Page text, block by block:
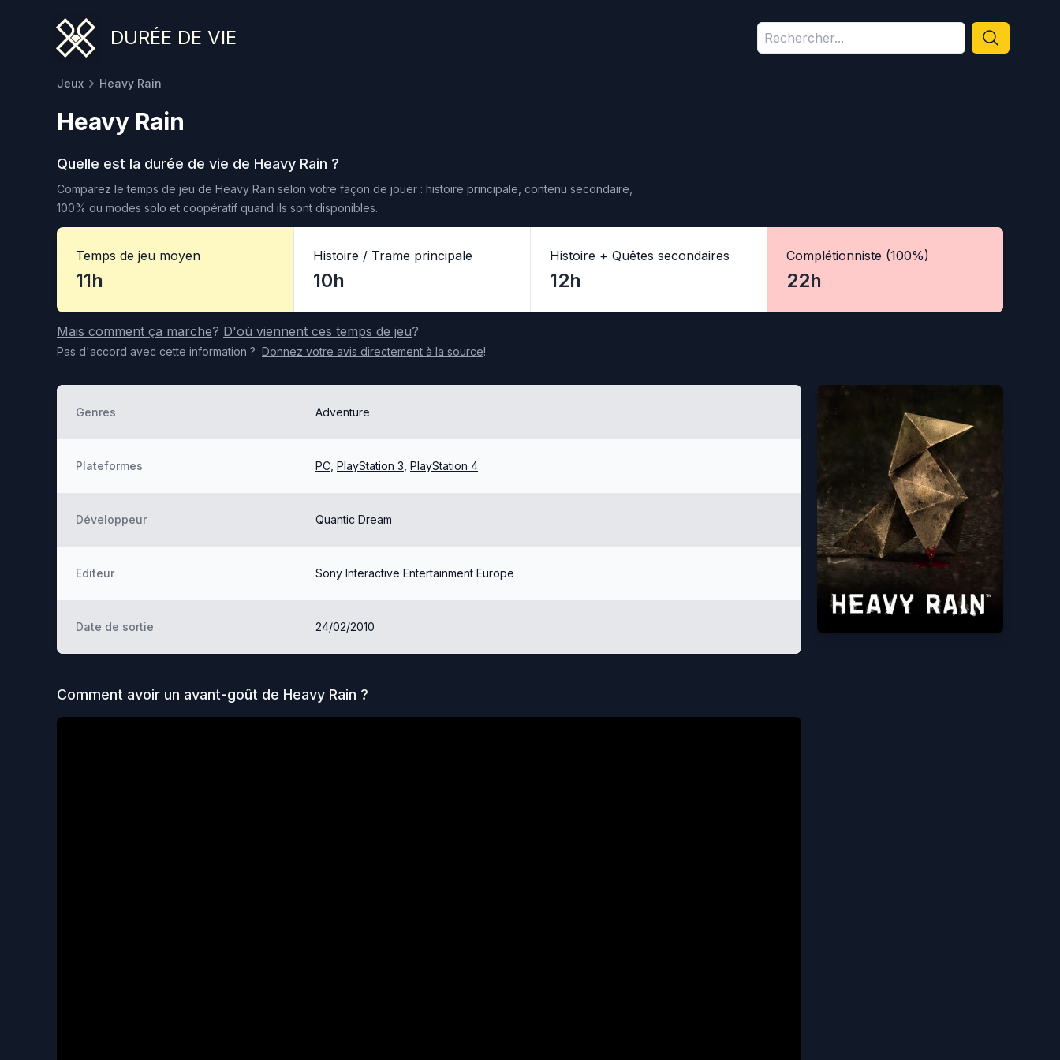
DURÉE DE VIE
Jeux Heavy Rain
Heavy Rain
Quelle est la durée de vie de Heavy Rain ?
Comparez le temps de jeu de Heavy Rain selon votre façon de jouer : histoire principale, contenu secondaire,
100% ou modes solo et coopératif quand ils sont disponibles.
Temps de jeu moyen
11h
Histoire / Trame principale
10h
Histoire + Quêtes secondaires
12h
Complétionniste (100%)
22h
Mais comment ça marche? D'où viennent ces temps de jeu?
Pas d'accord avec cette information ? Donnez votre avis directement à la source!
Genres Adventure
Plateformes PC PlayStation 3 PlayStation 4
Développeur Quantic Dream
Editeur Sony Interactive Entertainment Europe
Date de sortie 24/02/2010
Comment avoir un avant-goût de Heavy Rain ?